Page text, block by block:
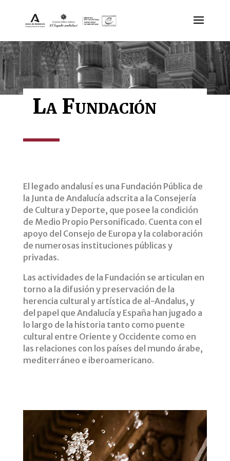
La Fundación
El legado andalusí es una Fundación Pública de
la Junta de Andalucía adscrita a la Consejería
de Cultura y Deporte, que posee la condición
de Medio Propio Personificado. Cuenta con el
apoyo del Consejo de Europa y la colaboración
de numerosas instituciones públicas y
privadas.
Las actividades de la Fundación se articulan en
torno a la difusión y preservación de la
herencia cultural y artística de al-Andalus, y
del papel que Andalucía y España han jugado a
lo largo de la historia tanto como puente
cultural entre Oriente y Occidente como en
las relaciones con los países del mundo árabe,
mediterráneo e iberoamericano.